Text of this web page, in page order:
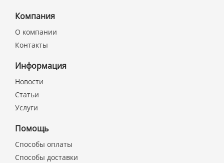
Компания
О компании
Контакты
Информация
Новости
Статьи
Услуги
Помощь
Способы оплаты
Способы доставки